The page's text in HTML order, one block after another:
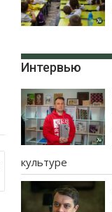
Интервью
культуре